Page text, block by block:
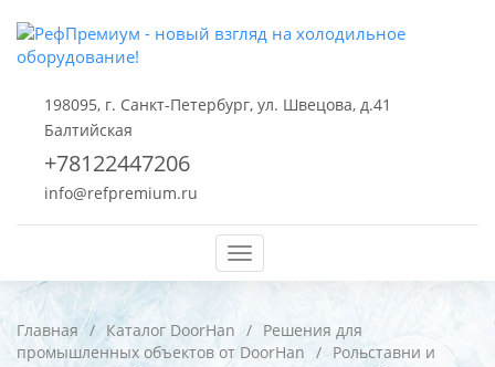
198095, г. Санкт-Петербург, ул. Швецова, д.41
Балтийская
+78122447206
info@refpremium.ru
Меню
Главная / Каталог DoorHan / Решения для
промышленных объектов от DoorHan / Рольставни и